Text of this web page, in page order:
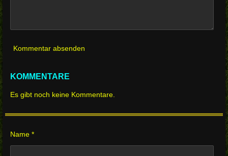
Kommentar absenden
KOMMENTARE
Es gibt noch keine Kommentare.
Name *